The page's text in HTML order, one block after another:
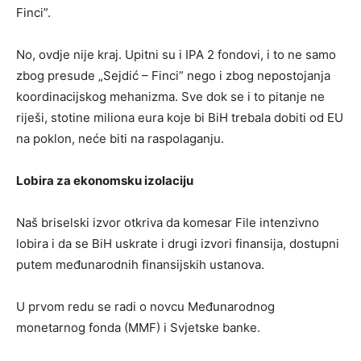
Finci”.
No, ovdje nije kraj. Upitni su i IPA 2 fondovi, i to ne samo
zbog presude „Sejdić – Finci” nego i zbog nepostojanja
koordinacijskog mehanizma. Sve dok se i to pitanje ne
riješi, stotine miliona eura koje bi BiH trebala dobiti od EU
na poklon, neće biti na raspolaganju.
Lobira za ekonomsku izolaciju
Naš briselski izvor otkriva da komesar File intenzivno
lobira i da se BiH uskrate i drugi izvori finansija, dostupni
putem međunarodnih finansijskih ustanova.
U prvom redu se radi o novcu Međunarodnog
monetarnog fonda (MMF) i Svjetske banke.